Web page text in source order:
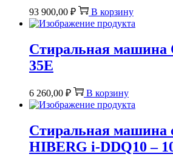
93 900,00 ₽ В корзину
Стиральная машина
35E
6 260,00 ₽ В корзину
Стиральная машина
HIBERG i-DDQ10 –